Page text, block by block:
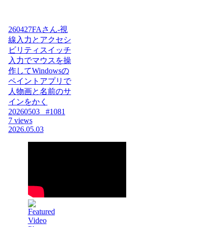
260427FAさん-視
線入力とアクセシ
ビリティスイッチ
入力でマウスを操
作してWindowsの
ペイントアプリで
人物画と名前のサ
インをかく
20260503_ #1081
7 views
2026.05.03